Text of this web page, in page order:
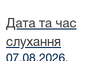
Дата та час
слухання